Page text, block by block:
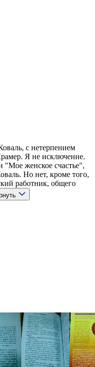
с нетерпением
Я не исключение.
"Мое женское счастье",
Но нет, кроме того,
работник, общего